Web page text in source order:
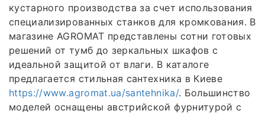
кустарного производства за счет использования
специализированных станков для кромкования. В
магазине AGROMAT представлены сотни готовых
решений от тумб до зеркальных шкафов с
идеальной защитой от влаги. В каталоге
предлагается стильная сантехника в Киеве
https://www.agromat.ua/santehnika/. Большинство
моделей оснащены австрийской фурнитурой с